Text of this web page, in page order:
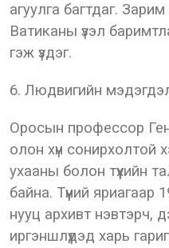
агуулга багтдаг.
Ватиканы үзэл
гэж үздэг.
6. Людвигийн
Оросын профессор
олон хүн сонирхолтой
ухааны болон түүхийн
байна. Түүний
нууц архивт нэвтэрч,
иргэншлүүдэд харь